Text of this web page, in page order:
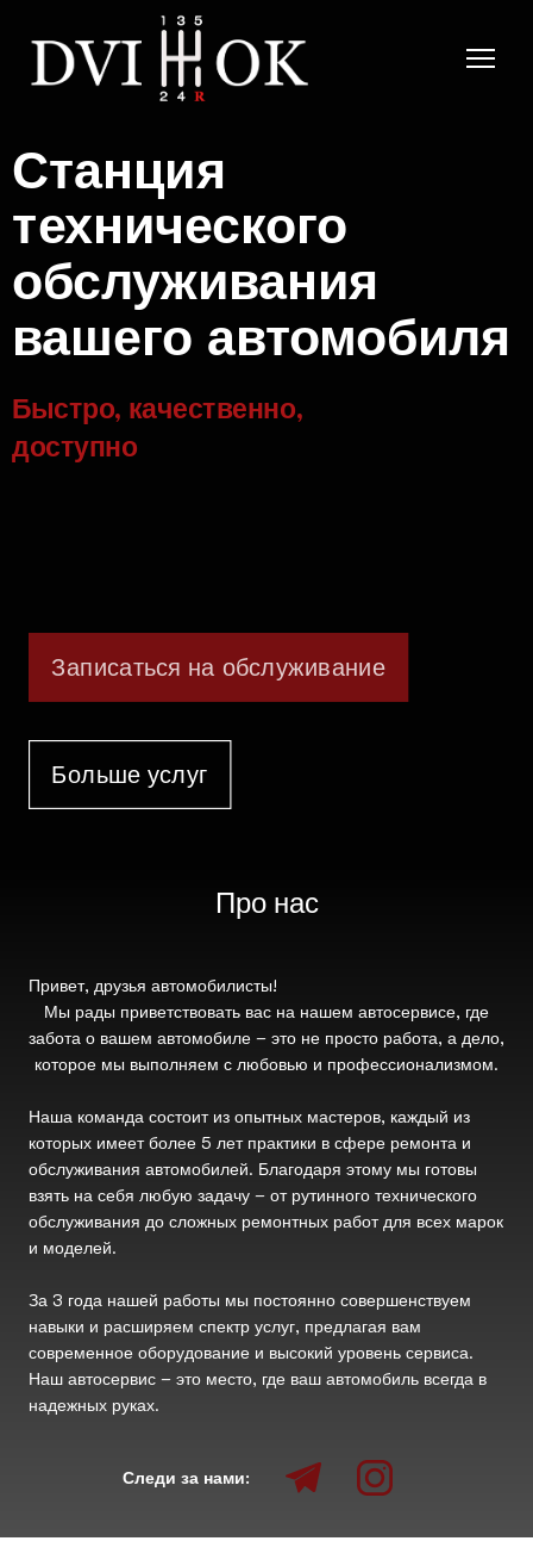
Станция
технического
обслуживания
вашего автомобиля
Быстро, качественно,
доступно
Записаться на обслуживание
Больше услуг
Про нас
Привет, друзья автомобилисты!
Мы рады приветствовать вас на нашем автосервисе, где
забота о вашем автомобиле – это не просто работа, а дело,
которое мы выполняем с любовью и профессионализмом.
Наша команда состоит из опытных мастеров, каждый из
которых имеет более 5 лет практики в сфере ремонта и
обслуживания автомобилей. Благодаря этому мы готовы
взять на себя любую задачу – от рутинного технического
обслуживания до сложных ремонтных работ для всех марок
и моделей.
За 3 года нашей работы мы постоянно совершенствуем
навыки и расширяем спектр услуг, предлагая вам
современное оборудование и высокий уровень сервиса.
Наш автосервис – это место, где ваш автомобиль всегда в
надежных руках.
Следи за нами: